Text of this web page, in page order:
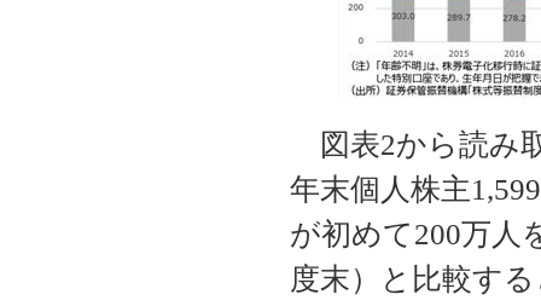
図表2から読み
年末個人株主
が初めて200万人
度末）と比較す